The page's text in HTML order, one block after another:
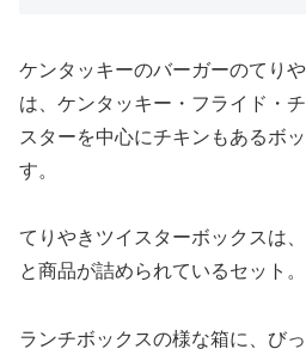
ケンタッキーのバーガーのてり
は、ケンタッキー・フライド・
スターを中心にチキンもあるボ
す。
てりやきツイスターボックスは
と商品が詰められているセット。
ランチボックスの様な箱に、び